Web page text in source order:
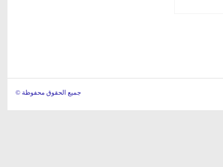
© جميع الحقوق محفوظة